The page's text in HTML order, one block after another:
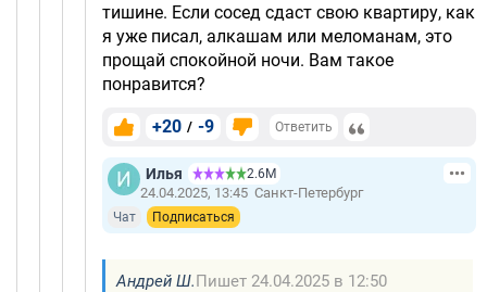
тишине. Если сосед сдаст свою квартиру, как
я уже писал, алкашам или меломанам, это
прощай спокойной ночи. Вам такое
понравится?
+20 / -9 Ответить
Илья 2.6М
24.04.2025, 13:45 Санкт-Петербург
Чат Подписаться
Андрей Ш.Пишет 24.04.2025 в 12:50